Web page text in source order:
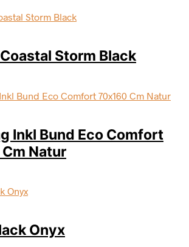
Storm Black
Inkl Bund Eco Comfort
Natur
Onyx